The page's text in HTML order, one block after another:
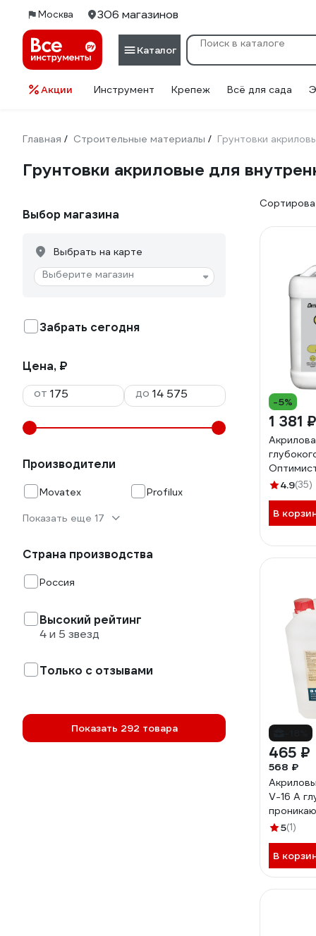
Москва 306 магазинов
Каталог
Акции Инструмент Крепеж Всё для сада
Главная / Строительные материалы / Грунтовки
Грунтовки акриловые для
Выбор магазина
Выбрать на карте
Выберите магазин
Забрать сегодня
Цена, ₽
от
до
Производители
Movatex Profilux
Показать еще 17
Страна производства
Россия
Высокий рейтинг
4 и 5 звезд
Только с отзывами
Показать 292 товара
-5%
1 381 ₽
4.9(35)
В
465 ₽
568 ₽
V-16 А
5(1)
В